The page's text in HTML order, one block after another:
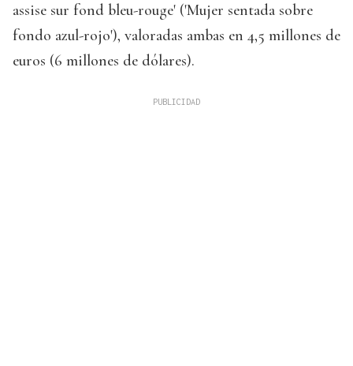
assise sur fond bleu-rouge' ('Mujer sentada sobre
fondo azul-rojo'), valoradas ambas en 4,5 millones de
euros (6 millones de dólares).